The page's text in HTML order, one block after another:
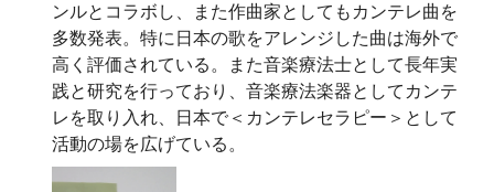
ンルとコラボし、また作曲家としてもカンテレ曲を
多数発表。特に日本の歌をアレンジした曲は海外で
高く評価されている。また音楽療法士として長年実
践と研究を行っており、音楽療法楽器としてカンテ
レを取り入れ、日本で＜カンテレセラピー＞として
活動の場を広げている。